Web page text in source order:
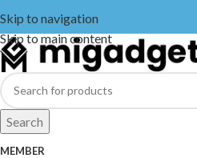
Skip to navigation
Skip to main content
Search
MEMBER